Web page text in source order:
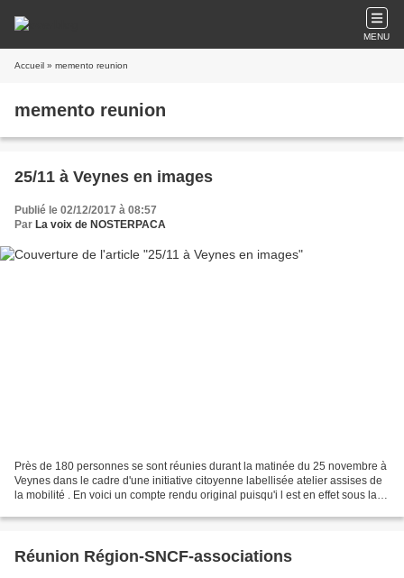
MENU
Accueil » memento reunion
memento reunion
25/11 à Veynes en images
Publié le 02/12/2017 à 08:57
Par La voix de NOSTERPACA
Près de 180 personnes se sont réunies durant la matinée du 25 novembre à
Veynes dans le cadre d'une initiative citoyenne labellisée atelier assises de
la mobilité . En voici un compte rendu original puisqu'i l est en effet sous la
Réunion Région-SNCF-associations